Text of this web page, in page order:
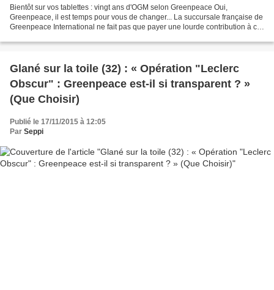
Bientôt sur vos tablettes : vingt ans d'OGM selon Greenpeace Oui,
Greenpeace, il est temps pour vous de changer... La succursale française de
Greenpeace International ne fait pas que payer une lourde contribution à ce
Glané sur la toile (32) : « Opération "Leclerc
Obscur" : Greenpeace est-il si transparent ? »
(Que Choisir)
Publié le 17/11/2015 à 12:05
Par Seppi